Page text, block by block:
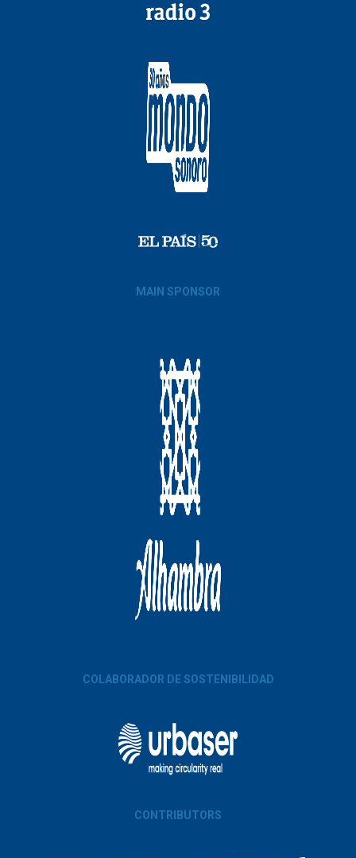
MAIN SPONSOR
COLABORADOR DE SOSTENIBILIDAD
CONTRIBUTORS